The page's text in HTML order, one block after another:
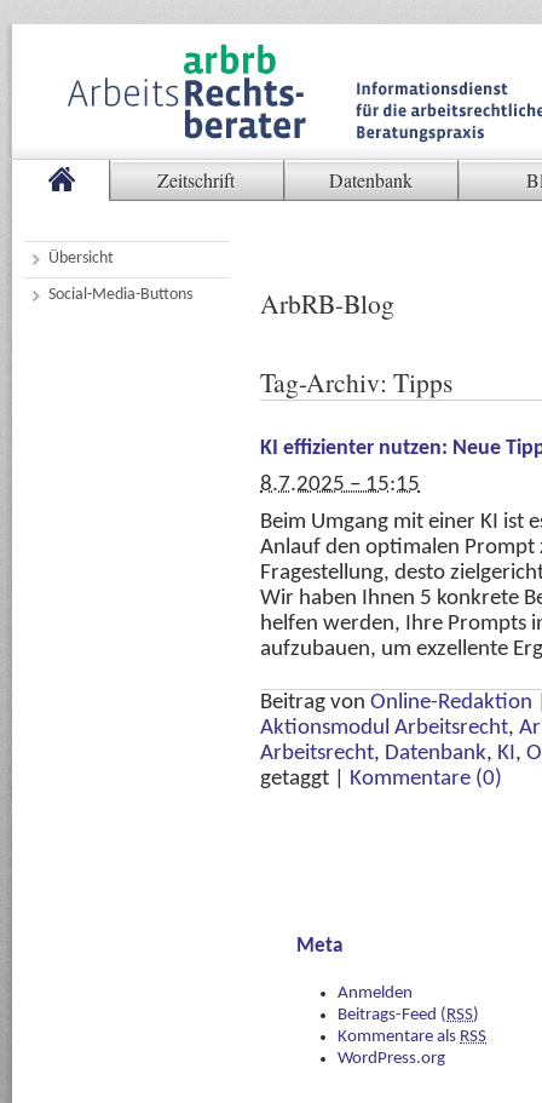
Zeitschrift Datenbank
Übersicht
Social-Media-Buttons
ArbRB-Blog
Tag-Archiv: Tipps
KI effizienter nutzen: Neue
8.7.2025 – 15:15
Beim Umgang mit einer KI ist
Anlauf den optimalen Prompt
Fragestellung, desto
Wir haben Ihnen 5 konkrete
helfen werden, Ihre Prompts
aufzubauen, um exzellente
Beitrag von Online-Redaktion
Aktionsmodul Arbeitsrecht,
Arbeitsrecht, Datenbank, KI ,
getaggt
Kommentare (0)
Meta
Anmelden
Beitrags-Feed ( RSS)
Kommentare als RSS
WordPress.org